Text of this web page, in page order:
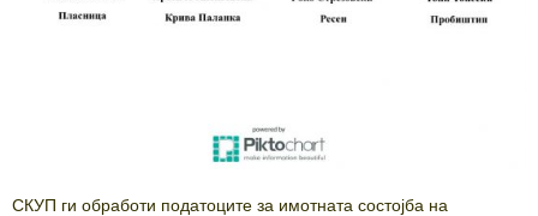
СКУП ги обработи податоците за имотната состојба на